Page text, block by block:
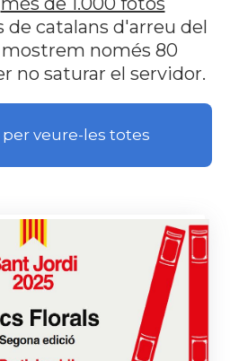
catalans d'arreu del
només 80
no saturar el servidor.
veure-les totes